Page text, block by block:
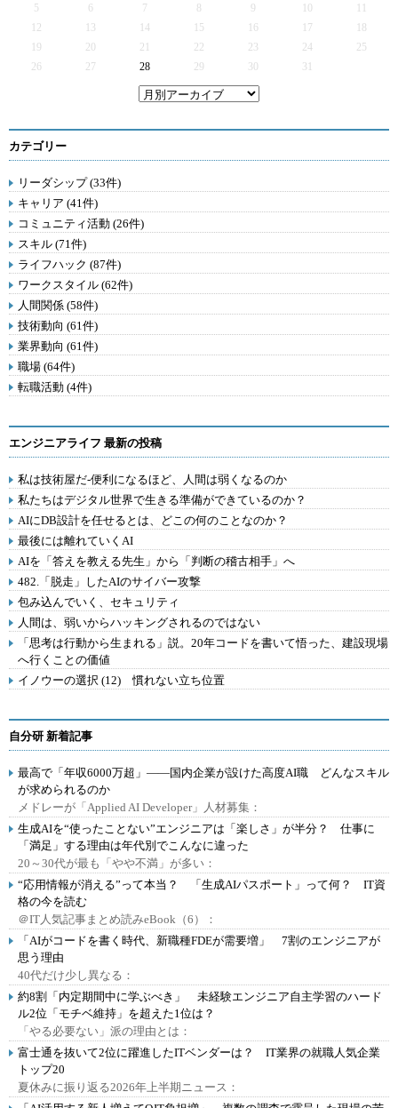
5
6 7 9
12
13 14 15 16 17
19
20 21 22 23 24
25
26
27 28 29 30 31
カテゴリー
リーダシップ (33件)
キャリア (41件)
コミュニティ活動 (26件)
スキル (71件)
ライフハック (87件)
ワークスタイル (62件)
人間関係 (58件)
技術動向 (61件)
業界動向 (61件)
職場 (64件)
転職活動 (4件)
エンジニアライフ 最新の投稿
私は技術屋だ-便利になるほど、人間は弱くなるのか
私たちはデジタル世界で生きる準備ができているのか？
AIにDB設計を任せるとは、どこの何のことなのか？
最後には離れていくAI
AIを「答えを教える先生」から「判断の稽古相手」へ
482.「脱走」したAIのサイバー攻撃
包み込んでいく、セキュリティ
人間は、弱いからハッキングされるのではない
「思考は行動から生まれる」説。20年コードを書いて悟った、建設現場
へ行くことの価値
イノウーの選択 (12) 慣れない立ち位置
自分研 新着記事
最高で「年収6000万超」――国内企業が設けた高度AI職 どんなスキル
が求められるのか
メドレーが「Applied AI Developer」人材募集：
生成AIを“使ったことない”エンジニアは「楽しさ」が半分？ 仕事に
「満足」する理由は年代別でこんなに違った
20～30代が最も「やや不満」が多い：
“応用情報が消える”って本当？ 「生成AIパスポート」って何？ IT資
格の今を読む
＠IT人気記事まとめ読みeBook（6）：
「AIがコードを書く時代、新職種FDEが需要増」 7割のエンジニアが
思う理由
40代だけ少し異なる：
約8割「内定期間中に学ぶべき」 未経験エンジニア自主学習のハード
ル2位「モチベ維持」を超えた1位は？
「やる必要ない」派の理由とは：
富士通を抜いて2位に躍進したITベンダーは？ IT業界の就職人気企業
トップ20
夏休みに振り返る2026年上半期ニュース：